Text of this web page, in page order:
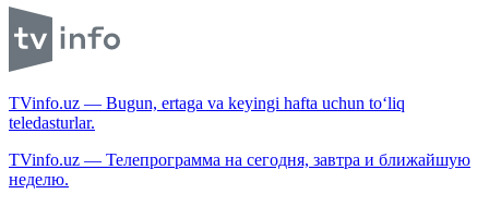
TVinfo.uz — Bugun, ertaga va keyingi hafta uchun to‘liq
teledasturlar.
TVinfo.uz — Телепрограмма на сегодня, завтра и ближайшую
неделю.